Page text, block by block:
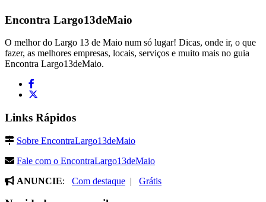
Encontra Largo13deMaio
O melhor do Largo 13 de Maio num só lugar! Dicas, onde ir, o que
fazer, as melhores empresas, locais, serviços e muito mais no guia
Encontra Largo13deMaio.
Links Rápidos
Sobre EncontraLargo13deMaio
Fale com o EncontraLargo13deMaio
ANUNCIE: Com destaque | Grátis